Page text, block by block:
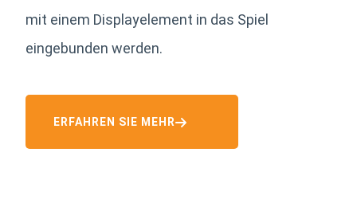
mit einem Displayelement in das Spiel
eingebunden werden.
ERFAHREN SIE MEHR